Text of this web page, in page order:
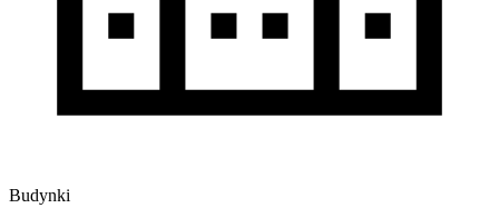
Budynki